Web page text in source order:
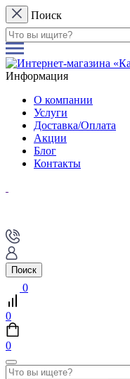
Поиск
Информация
О компании
Услуги
Доставка/Оплата
Акции
Блог
Контакты
Поиск
0
0
0